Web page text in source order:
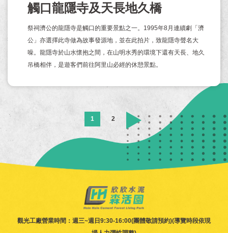
觸口龍隱寺及天長地久橋
祭祠濟公的龍隱寺是觸口的重要景點之一。1995年8月連續劇「濟
公」亦選擇此寺做為故事發源地，並在此拍片，致龍隱寺聲名大
噪。龍隱寺於山水懷抱之間，在山明水秀的環境下還有天長、地久
吊橋相伴，是遊客們前往阿里山必經的休憩景點。
1 2
觀光工廠營業時間：週三~週日9:30-16:00(團體敬請預約)(導覽時段依現